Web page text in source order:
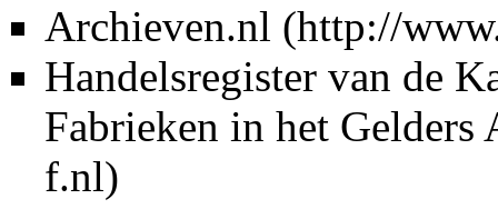
Archieven.nl
Handelsregister van de
Fabrieken in het Gelders